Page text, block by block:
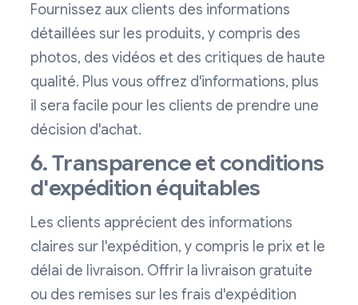
Fournissez aux clients des informations
détaillées sur les produits, y compris des
photos, des vidéos et des critiques de haute
qualité. Plus vous offrez d'informations, plus
il sera facile pour les clients de prendre une
décision d'achat.
6. Transparence et conditions
d'expédition équitables
Les clients apprécient des informations
claires sur l'expédition, y compris le prix et le
délai de livraison. Offrir la livraison gratuite
ou des remises sur les frais d'expédition